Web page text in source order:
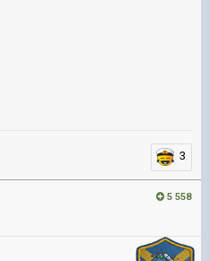
3
5 558